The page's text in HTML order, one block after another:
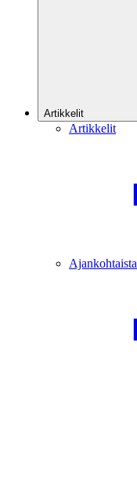
Artikkelit
Artikkelit
Ajankohtaista